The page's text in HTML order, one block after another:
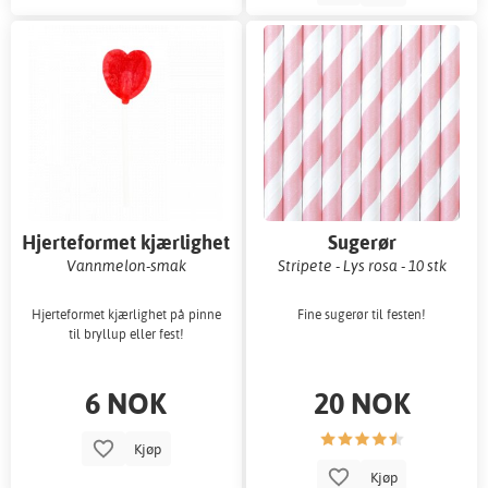
Hjerteformet kjærlighet
på pinne
Vannmelon-smak
Hjerteformet kjærlighet på pinne
til bryllup eller fest!
6 NOK
Kjøp
Sugerør
Stripete - Lys rosa - 10 stk
Fine sugerør til festen!
20 NOK
Kjøp